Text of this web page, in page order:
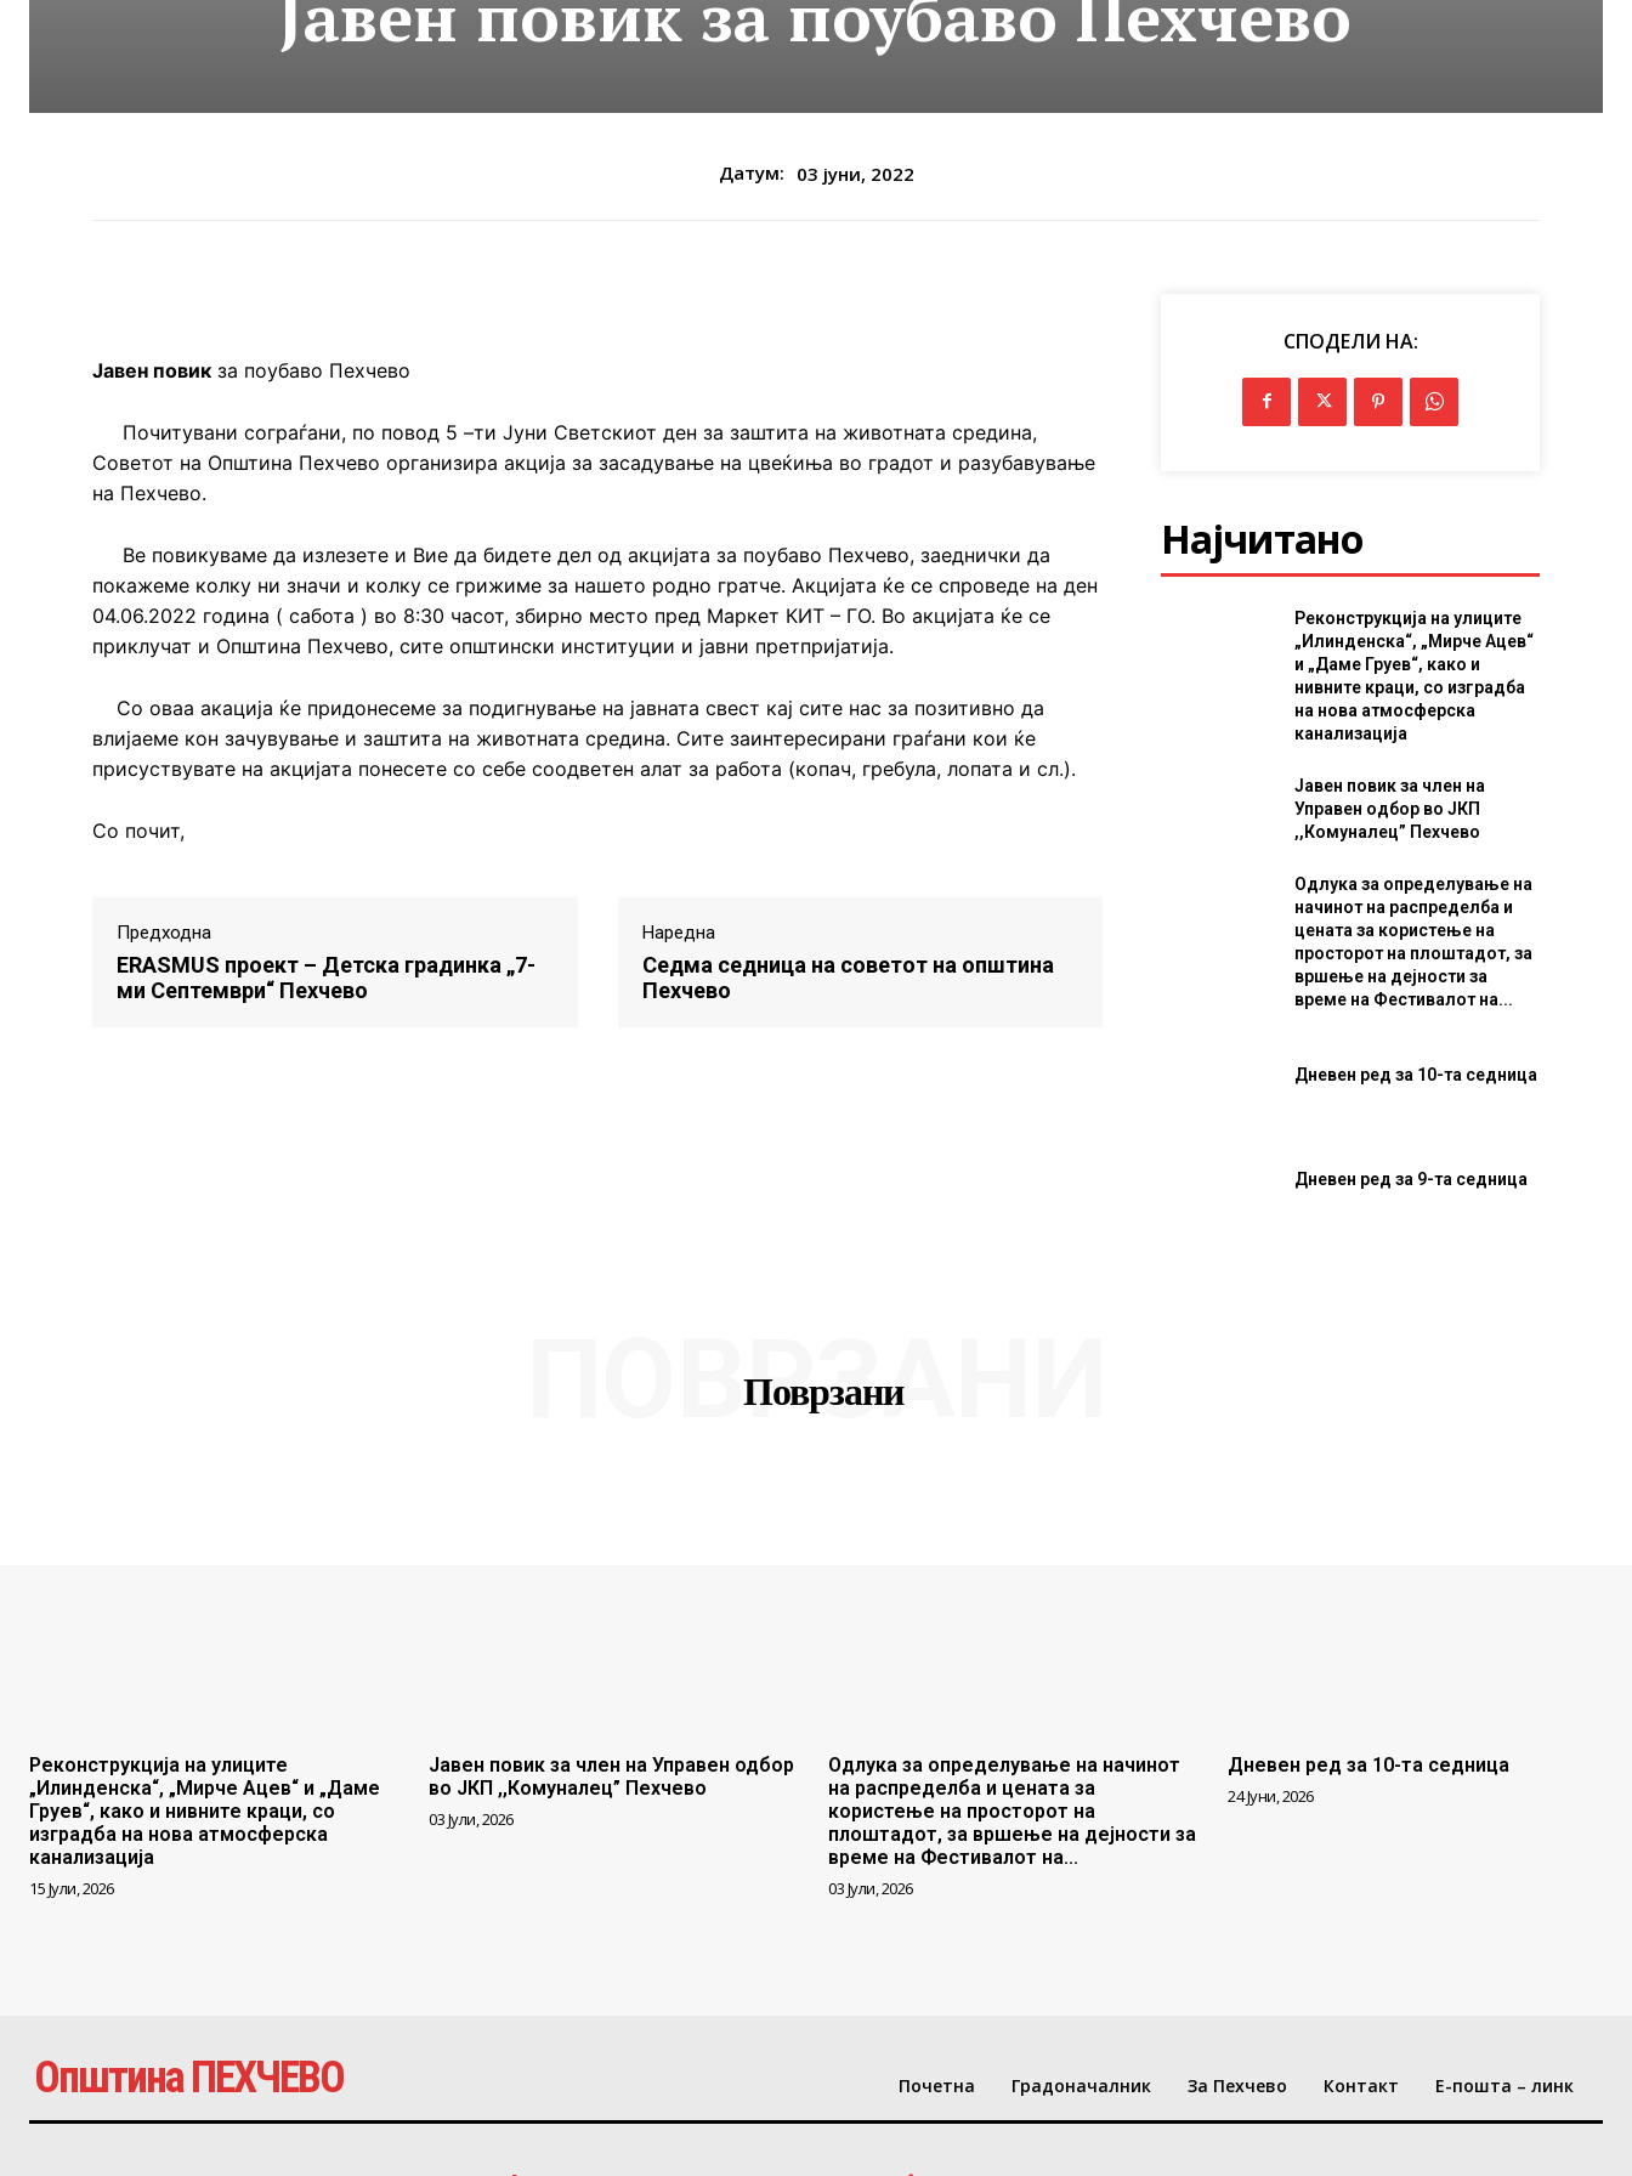
Датум: 03 јуни, 2022
Јавен повик за поубаво Пехчево
Почитувани сограѓани, по повод 5 –ти Јуни Светскиот ден за заштита на животната средина,
Советот на Општина Пехчево организира акција за засадување на цвеќиња во градот и разубавување
на Пехчево.
Ве повикуваме да излезете и Вие да бидете дел од акцијата за поубаво Пехчево, заеднички да
покажеме колку ни значи и колку се грижиме за нашето родно гратче. Акцијата ќе се спроведе на ден
04.06.2022 година ( сабота ) во 8:30 часот, збирно место пред Маркет КИТ – ГО. Во акцијата ќе се
приклучат и Општина Пехчево, сите општински институции и јавни претпријатија.
Со оваа aкација ќе придонесеме за подигнување на јавната свест кај сите нас за позитивно да
влијаеме кон зачувување и заштита на животната средина. Сите заинтересирани граѓани кои ќе
присуствувате на акцијата понесете со себе соодветен алат за работа (копач, гребула, лопата и сл.).
Со почит,
Предходна
ERASMUS проект – Детска градинка „7-
ми Септември“ Пехчево
Наредна
Седмa седница на советот на општина
Пехчево
СПОДЕЛИ НА:
Најчитано
Реконструкција на улиците
„Илинденска“, „Мирче Ацев“
и „Даме Груев“, како и
нивните краци, со изградба
на нова атмосферска
канализација
Јавен повик за член на
Управен одбор во ЈКП
,,Комуналец” Пехчево
Одлука за определување на
начинот на распределба и
цената за користење на
просторот на плоштадот, за
вршење на дејности за
време на Фестивалот на...
Дневен ред за 10-та седница
Дневен ред за 9-та седница
Поврзани
ПОВРЗАНИ
Реконструкција на улиците
„Илинденска“, „Мирче Ацев“ и „Даме
Груев“, како и нивните краци, со
изградба на нова атмосферска
канализација
15 Јули, 2026
Јавен повик за член на Управен одбор
во ЈКП ,,Комуналец” Пехчево
03 Јули, 2026
Одлука за определување на начинот
на распределба и цената за
користење на просторот на
плоштадот, за вршење на дејности за
време на Фестивалот на...
03 Јули, 2026
Дневен ред за 10-та седница
24 Јуни, 2026
Општина ПЕХЧЕВО Почетна Градоначалник За Пехчево Контакт Е-пошта – линк